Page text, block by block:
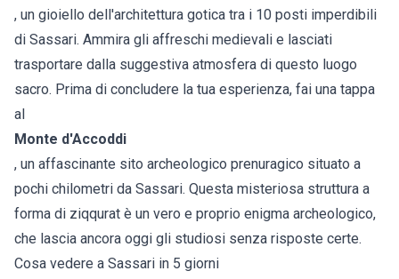
, un gioiello dell'architettura gotica tra i 10 posti imperdibili
di Sassari. Ammira gli affreschi medievali e lasciati
trasportare dalla suggestiva atmosfera di questo luogo
sacro. Prima di concludere la tua esperienza, fai una tappa
al
Monte d'Accoddi
, un affascinante sito archeologico prenuragico situato a
pochi chilometri da Sassari. Questa misteriosa struttura a
forma di ziqqurat è un vero e proprio enigma archeologico,
che lascia ancora oggi gli studiosi senza risposte certe.
Cosa vedere a Sassari in 5 giorni